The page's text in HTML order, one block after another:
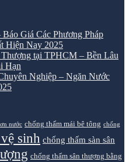
Giá Các Phương Pháp
Hiện Nay 2025
tại TPHCM – Bền Lâu
Hạn
Nghiệp – Ngăn Nước
nước chống thấm mái bê tông chống
sinh chống thấm sàn sân
chống thấm sân thượng bằng